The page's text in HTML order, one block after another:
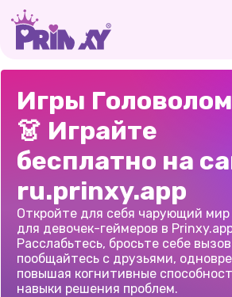
ГОЛОВОЛОМКАМИ
K-POP
ДРАКОНЫ
Игры
👗 Играйте
бесплатно на
ru.prinxy.app
Откройте для себя чарующий мир
для девочек-геймеров в
Расслабьтесь, бросьте себе
пообщайтесь с друзьями,
повышая когнитивные
навыки решения проблем.